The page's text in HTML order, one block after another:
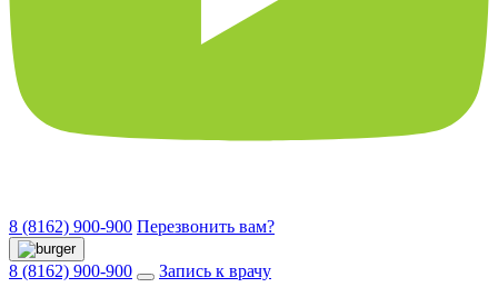
8 (8162) 900-900 Перезвонить вам?
8 (8162) 900-900
Запись к врачу